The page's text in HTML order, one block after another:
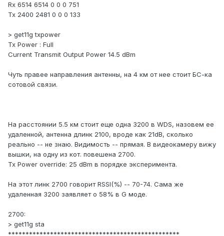
Rx 6514 6514 0 0 0 751
Tx 2400 2481 0 0 0 133
> get11g txpower
Tx Power : Full
Current Transmit Output Power 14.5 dBm
Чуть правее направления антенны, на 4 км от нее стоит БС-ка
сотовой связи.
На расстоянии 5.5 км стоит еще одна 3200 в WDS, назовем ее
удаленной, антенна длинк 2100, вроде как 21dB, сколько
реально -- не знаю. Видимость -- прямая. В видеокамеру вижу
вышки, на одну из кот. повешена 2700.
Tx Power override: 25 dBm в порядке эксперимента.
На этот линк 2700 говорит RSSI(%) -- 70-74. Сама же
удаленная 3200 заявляет о 58% в G моде.
2700:
> get11g sta
*************************************************